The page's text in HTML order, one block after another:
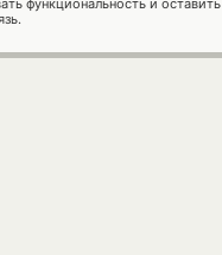
функциональность и оставить